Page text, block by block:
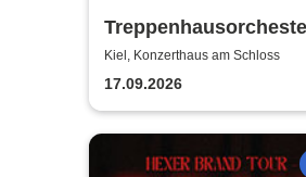
| Theater Kiel
Kiel, Konzerthaus am Schloss
17.09.2026